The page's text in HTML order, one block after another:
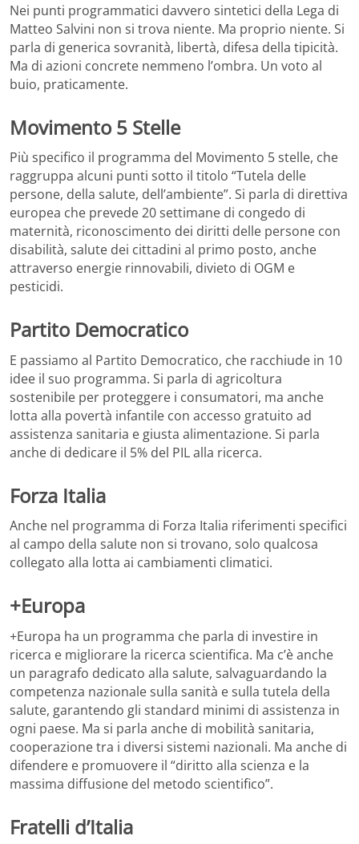
Nei punti programmatici davvero sintetici della Lega di
Matteo Salvini non si trova niente. Ma proprio niente. Si
parla di generica sovranità, libertà, difesa della tipicità.
Ma di azioni concrete nemmeno l’ombra. Un voto al
buio, praticamente.
Movimento 5 Stelle
Più specifico il programma del Movimento 5 stelle, che
raggruppa alcuni punti sotto il titolo “Tutela delle
persone, della salute, dell’ambiente”. Si parla di direttiva
europea che prevede 20 settimane di congedo di
maternità, riconoscimento dei diritti delle persone con
disabilità, salute dei cittadini al primo posto, anche
attraverso energie rinnovabili, divieto di OGM e
pesticidi.
Partito Democratico
E passiamo al Partito Democratico, che racchiude in 10
idee il suo programma. Si parla di agricoltura
sostenibile per proteggere i consumatori, ma anche
lotta alla povertà infantile con accesso gratuito ad
assistenza sanitaria e giusta alimentazione. Si parla
anche di dedicare il 5% del PIL alla ricerca.
Forza Italia
Anche nel programma di Forza Italia riferimenti specifici
al campo della salute non si trovano, solo qualcosa
collegato alla lotta ai cambiamenti climatici.
+Europa
+Europa ha un programma che parla di investire in
ricerca e migliorare la ricerca scientifica. Ma c’è anche
un paragrafo dedicato alla salute, salvaguardando la
competenza nazionale sulla sanità e sulla tutela della
salute, garantendo gli standard minimi di assistenza in
ogni paese. Ma si parla anche di mobilità sanitaria,
cooperazione tra i diversi sistemi nazionali. Ma anche di
difendere e promuovere il “diritto alla scienza e la
massima diffusione del metodo scientifico”.
Fratelli d’Italia